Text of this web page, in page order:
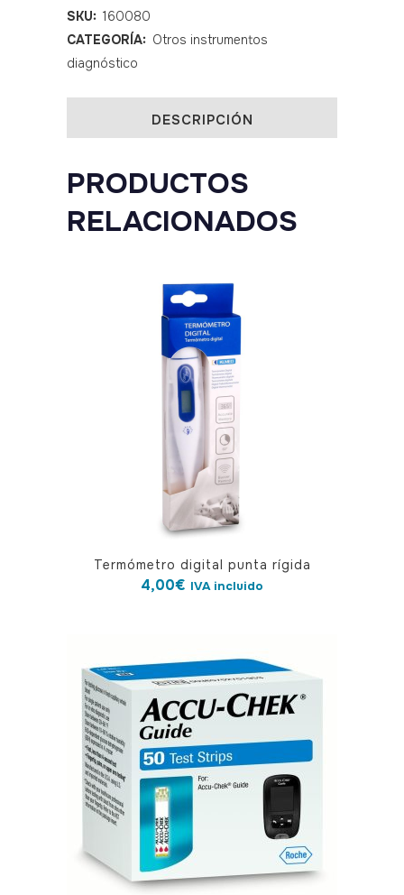
2,5V
quantity
SKU: 160080
CATEGORÍA: Otros instrumentos
diagnóstico
DESCRIPCIÓN
PRODUCTOS
RELACIONADOS
Termómetro digital punta rígida
4,00€ IVA incluido